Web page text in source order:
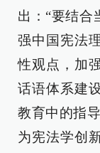
出：“要结合
强中国宪法
性观点，加
话语体系建
教育中的指
为宪法学创